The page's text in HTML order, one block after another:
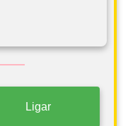
Ligar